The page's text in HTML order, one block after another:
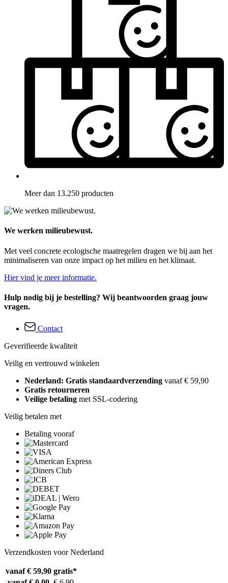
Meer dan 13.250 producten
We werken milieubewust.
Met veel concrete ecologische maatregelen dragen we bij aan het
minimaliseren van onze impact op het milieu en het klimaat.
Hier vind je meer informatie.
Hulp nodig bij je bestelling? Wij beantwoorden graag jouw
vragen.
Contact
Geverifieerde kwaliteit
Veilig en vertrouwd winkelen
Nederland: Gratis standaardverzending vanaf € 59,90
Gratis retourneren
Veilige betaling met SSL-codering
Veilig betalen met
Betaling vooraf
Verzendkosten voor Nederland
vanaf € 59,90 gratis*